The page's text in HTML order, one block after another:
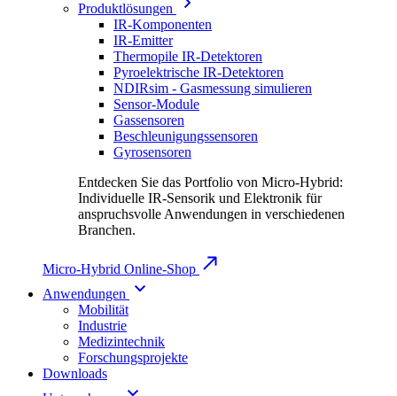
Produktlösungen
IR-Komponenten
IR-Emitter
Thermopile IR-Detektoren
Pyroelektrische IR-Detektoren
NDIRsim - Gasmessung simulieren
Sensor-Module
Gassensoren
Beschleunigungssensoren
Gyrosensoren
Entdecken Sie das Portfolio von Micro-Hybrid:
Individuelle IR-Sensorik und Elektronik für
anspruchsvolle Anwendungen in verschiedenen
Branchen.
Micro-Hybrid Online-Shop
Anwendungen
Mobilität
Industrie
Medizintechnik
Forschungsprojekte
Downloads